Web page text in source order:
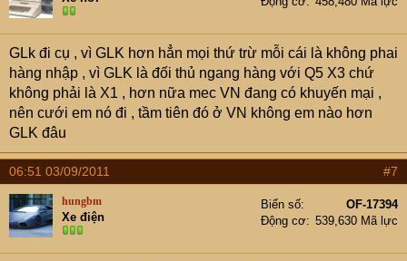
GLk đi cụ , vì GLK hơn hẳn mọi thứ trừ mỗi cái là không phai
hàng nhập , vì GLK là đối thủ ngang hàng với Q5 X3 chứ
không phải là X1 , hơn nữa mec VN đang có khuyến mại ,
nên cưới em nó đi , tầm tiên đó ở VN không em nào hơn
GLK đâu
06:51 03/09/2011 #7
hungbm
Xe điện
Biển số
OF-17394
Động cơ
539,630 Mã lực